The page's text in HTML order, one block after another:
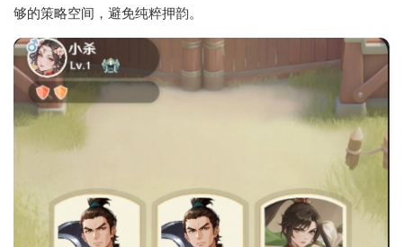
够的策略空间，避免纯粹押韵。